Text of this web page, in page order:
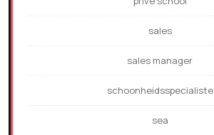
sales
sales manager
schoonheidsspecialiste
sea